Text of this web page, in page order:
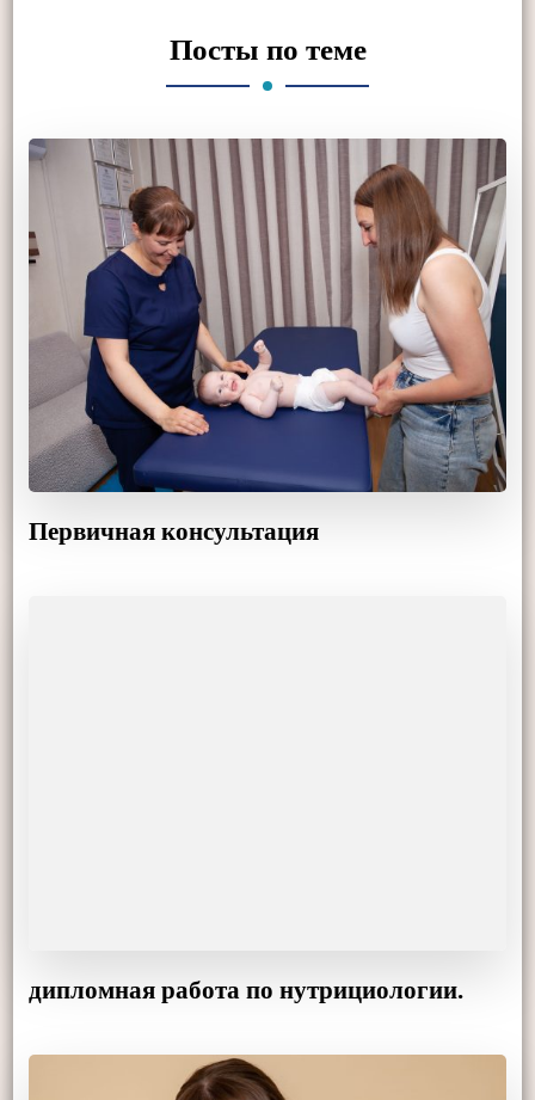
Посты по теме
Первичная консультация
дипломная работа по нутрициологии.